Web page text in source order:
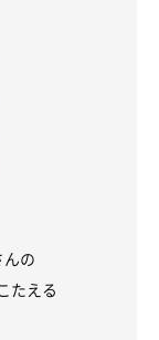
んの
たえる